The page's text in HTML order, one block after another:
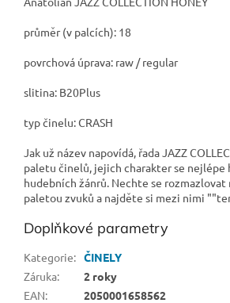
průměr (v palcích): 18
povrchová úprava: raw / regular
slitina: B20Plus
typ činelu: CRASH
Jak už název napovídá, řada JAZZ
paletu činelů, jejich charakter se nejlépe
hudebních žánrů. Nechte se
paletou zvuků a najděte si mezi nimi
Doplňkové parametry
Kategorie: ČINELY
Záruka:
2 roky
EAN:
2050001658562